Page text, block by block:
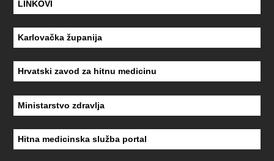
LINKOVI
Karlovačka županija
Hrvatski zavod za hitnu medicinu
Ministarstvo zdravlja
Hitna medicinska služba portal